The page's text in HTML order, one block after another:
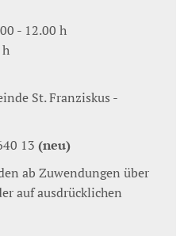
- 12.00 h
St. Franziskus -
13 (neu)
ab Zuwendungen über
auf ausdrücklichen